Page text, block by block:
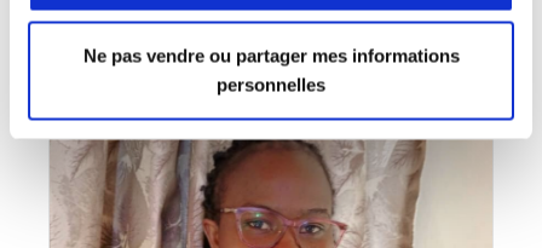
Ne pas vendre ou partager mes informations
personnelles